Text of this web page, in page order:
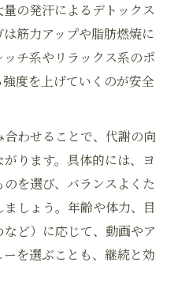
の発汗によるデトックス
筋力アップや脂肪燃焼に
チ系やリラックス系のポ
度を上げていくのが安全
わせることで、代謝の向
ります。具体的には、ヨ
を選び、バランスよくた
しょう。年齢や体力、目
ど）に応じて、動画やア
を選ぶことも、継続と効